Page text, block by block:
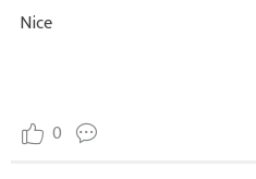
Nice
0